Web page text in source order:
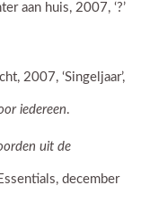
aan huis, 2007, ‘?’
2007, ‘Singeljaar’,
iedereen.
uit de
december